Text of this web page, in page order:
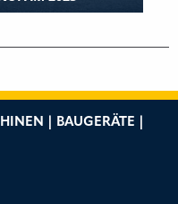
| BAUGERÄTE |